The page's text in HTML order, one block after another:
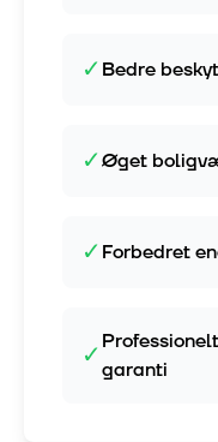
✓Bedre
✓Øget
✓Forbedret
✓garanti